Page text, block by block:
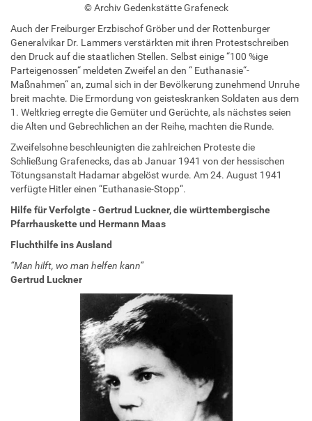
© Archiv Gedenkstätte Grafeneck
Auch der Freiburger Erzbischof Gröber und der Rottenburger
Generalvikar Dr. Lammers verstärkten mit ihren Protestschreiben
den Druck auf die staatlichen Stellen. Selbst einige “100 %ige
Parteigenossen“ meldeten Zweifel an den “ Euthanasie“-
Maßnahmen“ an, zumal sich in der Bevölkerung zunehmend Unruhe
breit machte. Die Ermordung von geisteskranken Soldaten aus dem
1. Weltkrieg erregte die Gemüter und Gerüchte, als nächstes seien
die Alten und Gebrechlichen an der Reihe, machten die Runde.
Zweifelsohne beschleunigten die zahlreichen Proteste die
Schließung Grafenecks, das ab Januar 1941 von der hessischen
Tötungsanstalt Hadamar abgelöst wurde. Am 24. August 1941
verfügte Hitler einen “Euthanasie-Stopp“.
Hilfe für Verfolgte - Gertrud Luckner, die württembergische
Pfarrhauskette und Hermann Maas
Fluchthilfe ins Ausland
“Man hilft, wo man helfen kann“
Gertrud Luckner